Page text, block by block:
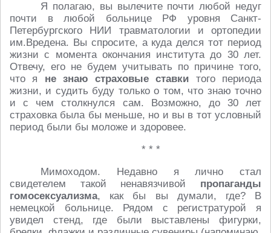
Я полагаю, вы вылечите почти любой недуг
почти в любой больнице РФ уровня Санкт-
Петербургского НИИ травматологии и ортопедии
им.Вредена. Вы спросите, а куда делся тот период
жизни с момента окончания института до 30 лет.
Отвечу, его не будем учитывать по причине того,
что я не знаю страховые ставки того периода
жизни, и судить буду только о том, что знаю точно
и с чем столкнулся сам. Возможно, до 30 лет
страховка была бы меньше, но и вы в тот условный
период были бы моложе и здоровее.
* * *
Мимоходом. Недавно я лично стал
свидетелем такой ненавязчивой пропаганды
гомосексуализма, как бы вы думали, где? В
немецкой больнице. Рядом с регистратурой я
увидел стенд, где были выставлены фигурки,